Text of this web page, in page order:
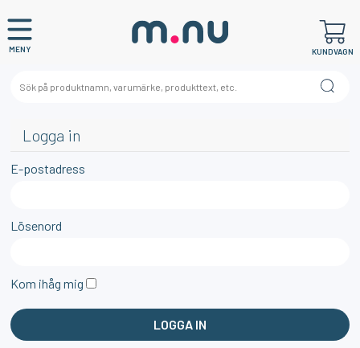
MENY KUNDVAGN
Logga in
E-postadress
Lösenord
Kom ihåg mig